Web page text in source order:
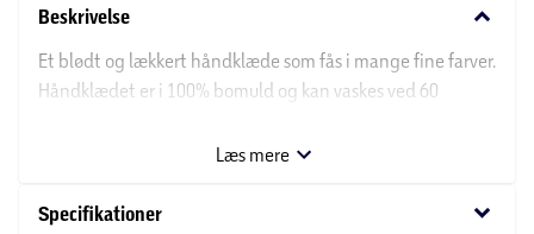
Beskrivelse keyboard_arrow_down
Et blødt og lækkert håndklæde som fås i mange fine farver.
Håndklædet er i 100% bomuld og kan vaskes ved 60
Vasksklud: 30x30 cm
Læs mere
Specifikationer keyboard_arrow_down